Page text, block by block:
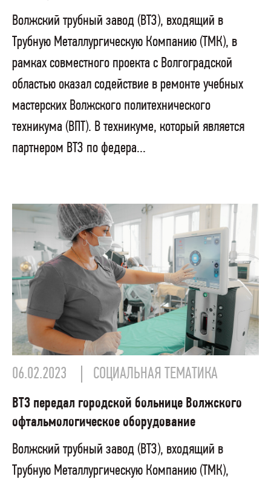
Волжский трубный завод (ВТЗ), входящий в
Трубную Металлургическую Компанию (ТМК), в
рамках совместного проекта с Волгоградской
областью оказал содействие в ремонте учебных
мастерских Волжского политехнического
техникума (ВПТ). В техникуме, который является
партнером ВТЗ по федера...
06.02.2023 СОЦИАЛЬНАЯ ТЕМАТИКА
ВТЗ передал городской больнице Волжского
офтальмологическое оборудование
Волжский трубный завод (ВТЗ), входящий в
Трубную Металлургическую Компанию (ТМК),